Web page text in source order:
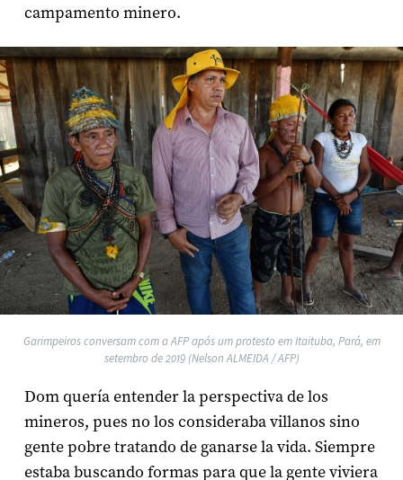
campamento minero.
Garimpeiros conversam com a AFP após um protesto em Itaituba, Pará, em
setembro de 2019 (Nelson ALMEIDA / AFP)
Dom quería entender la perspectiva de los
mineros, pues no los consideraba villanos sino
gente pobre tratando de ganarse la vida. Siempre
estaba buscando formas para que la gente viviera